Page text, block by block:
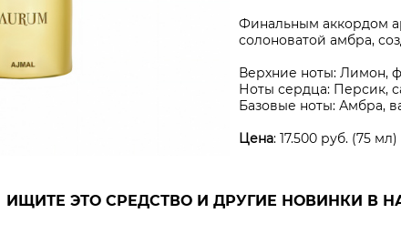
Финальным аккордом
солоноватой амбра,
Верхние ноты: Лимон,
Ноты сердца: Персик,
Базовые ноты: Амбра,
Цена: 17.500 руб. (75 мл)
ИЩИТЕ ЭТО СРЕДСТВО И ДРУГИЕ НОВИНКИ В